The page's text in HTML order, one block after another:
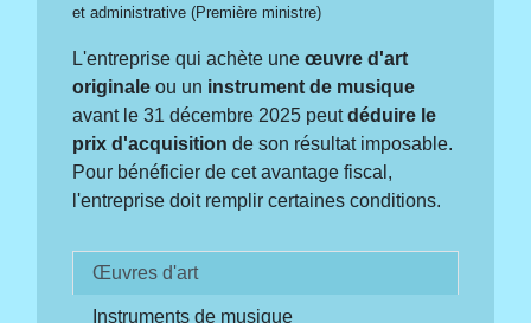
et administrative (Première ministre)
L'entreprise qui achète uneœuvre d'art
originale ou un instrument de musique
avant le 31 décembre 2025 peutdéduire le
prix d'acquisition de son résultat imposable.
Pour bénéficier de cet avantage fiscal,
l'entreprise doit remplir certaines conditions.
Œuvres d'art
Instruments de musique